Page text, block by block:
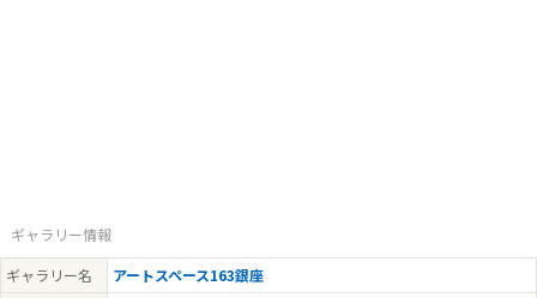
2025.10.25 - 2025.10.26
【銀座ぽちっと蚤の市vol.43】開催のお知らせ
ギャラリー情報
ギャラリー名
アートスペース163銀座